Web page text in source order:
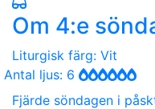
Om 4:e
Liturgisk färg: Vit
Antal ljus: 6
Fjärde söndagen i